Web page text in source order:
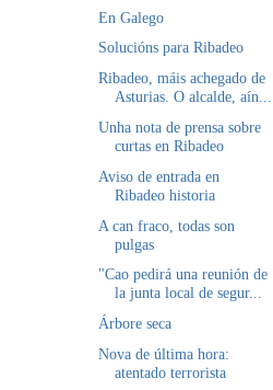
En Galego
Solucións para Ribadeo
Ribadeo, máis achegado de
Asturias. O alcalde, aín...
Unha nota de prensa sobre
curtas en Ribadeo
Aviso de entrada en
Ribadeo historia
A can fraco, todas son
pulgas
"Cao pedirá una reunión de
la junta local de segur...
Árbore seca
Nova de última hora:
atentado terrorista